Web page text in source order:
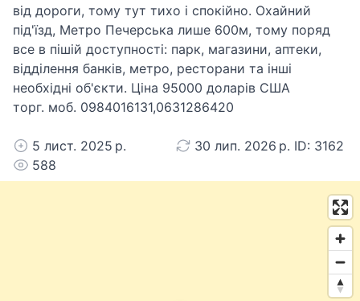
від дороги, тому тут тихо і спокійно. Охайний
під'їзд, Метро Печерська лише 600м, тому поряд
все в пішій доступності: парк, магазини, аптеки,
відділення банків, метро, ресторани та інші
необхідні об'єкти. Ціна 95000 доларів США
торг. моб. 0984016131,0631286420
5 лист. 2025 р.
30 лип. 2026 р. ID: 3162
588